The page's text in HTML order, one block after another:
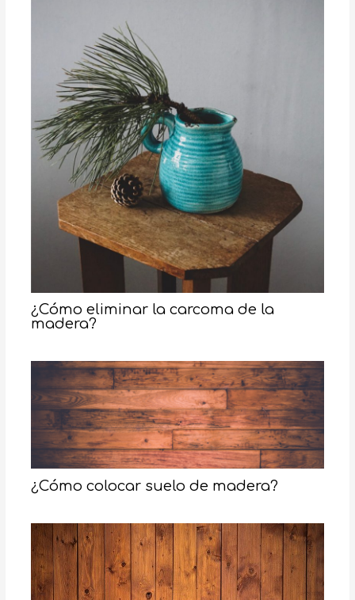
¿Cómo eliminar la carcoma de la
madera?
¿Cómo colocar suelo de madera?